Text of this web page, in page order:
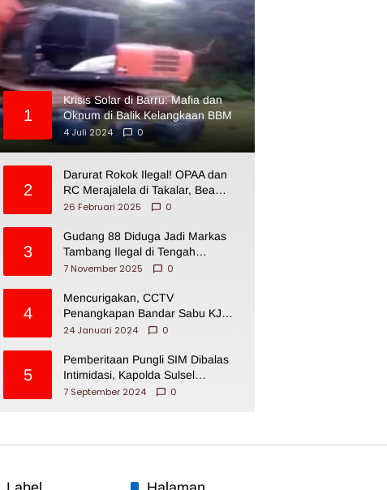
1
Krisis Solar di Barru: Mafia dan
Oknum di Balik Kelangkaan BBM
4 Juli 2024
0
2
Darurat Rokok Ilegal! OPAA dan
RC Merajalela di Takalar, Bea
Cukai Impoten
26 Februari 2025 0
3
Gudang 88 Diduga Jadi Markas
Tambang Ilegal di Tengah
Permukiman Warga Makassar
7 November 2025 0
4
Mencurigakan, CCTV
Penangkapan Bandar Sabu KJ
Disita Oknum BNNP Sulsel
24 Januari 2024 0
5
Pemberitaan Pungli SIM Dibalas
Intimidasi, Kapolda Sulsel
Dikecam PJI Sulsel
7 September 2024 0